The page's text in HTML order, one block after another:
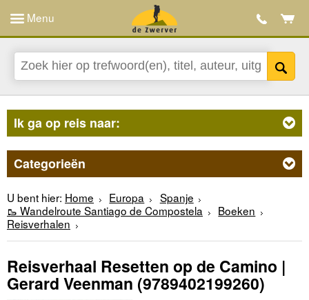
Menu
Ik ga op reis naar:
Categorieën
U bent hier: Home Europa
Spanje
🥾 Wandelroute Santiago de Compostela
Boeken
Reisverhalen
Reisverhaal Resetten op de Camino |
Gerard Veenman (9789402199260)